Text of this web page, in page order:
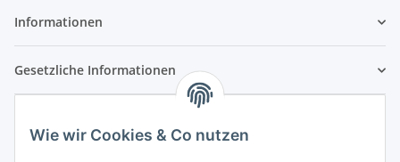
Wie wir Cookies & Co nutzen
Informationen
Gesetzliche Informationen